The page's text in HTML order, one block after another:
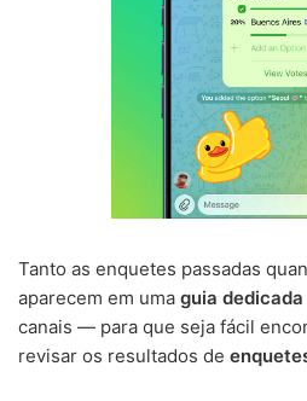
Tanto as enquetes passadas
aparecem em uma guia dedicada
canais — para que seja fácil
revisar os resultados de